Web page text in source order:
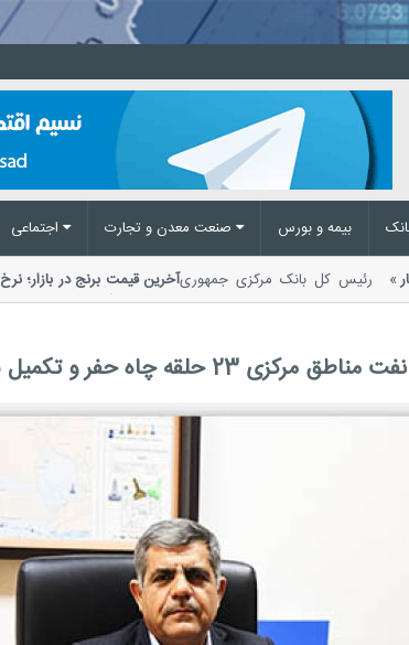
بیمه و بورس
آخرین قیمت برنج در بازار؛
مواد غذایی گفت: توزیع کالا
رئیس کل بانک مرکزی جمهوری
23 حلقه چاه حفر و تکمیل شد